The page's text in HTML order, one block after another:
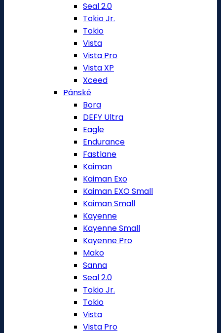
Seal 2.0
Tokio Jr.
Tokio
Vista
Vista Pro
Vista XP
Xceed
Pánské
Bora
DEFY Ultra
Eagle
Endurance
Fastlane
Kaiman
Kaiman Exo
Kaiman EXO Small
Kaiman Small
Kayenne
Kayenne Small
Kayenne Pro
Mako
Sanna
Seal 2.0
Tokio Jr.
Tokio
Vista
Vista Pro